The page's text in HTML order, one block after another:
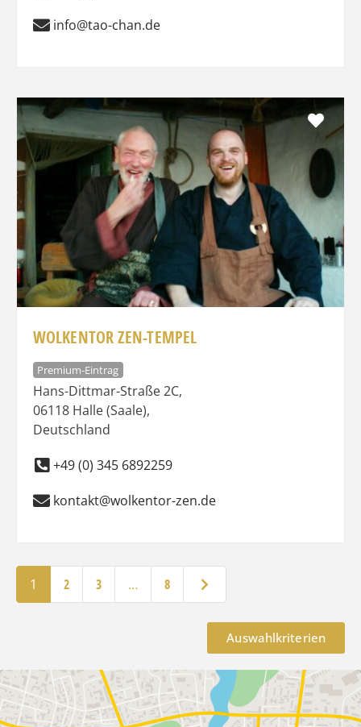
info@tao-chan.de
WOLKENTOR ZEN-TEMPEL
Premium-Eintrag
Hans-Dittmar-Straße 2C,
06118 Halle (Saale),
Deutschland
+49 (0) 345 6892259
kontakt@wolkentor-zen.de
1 2 3 … 8 Ältere Beiträge
Auswahlkriterien